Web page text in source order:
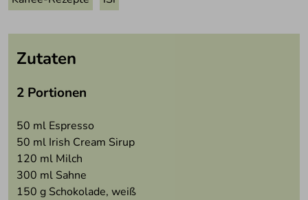
Zutaten
2 Portionen
50 ml Espresso
50 ml Irish Cream Sirup
120 ml Milch
300 ml Sahne
150 g Schokolade, weiß